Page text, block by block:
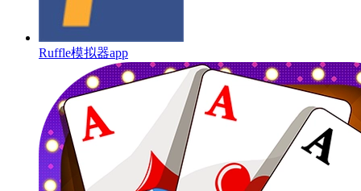
Ruffle模拟器app